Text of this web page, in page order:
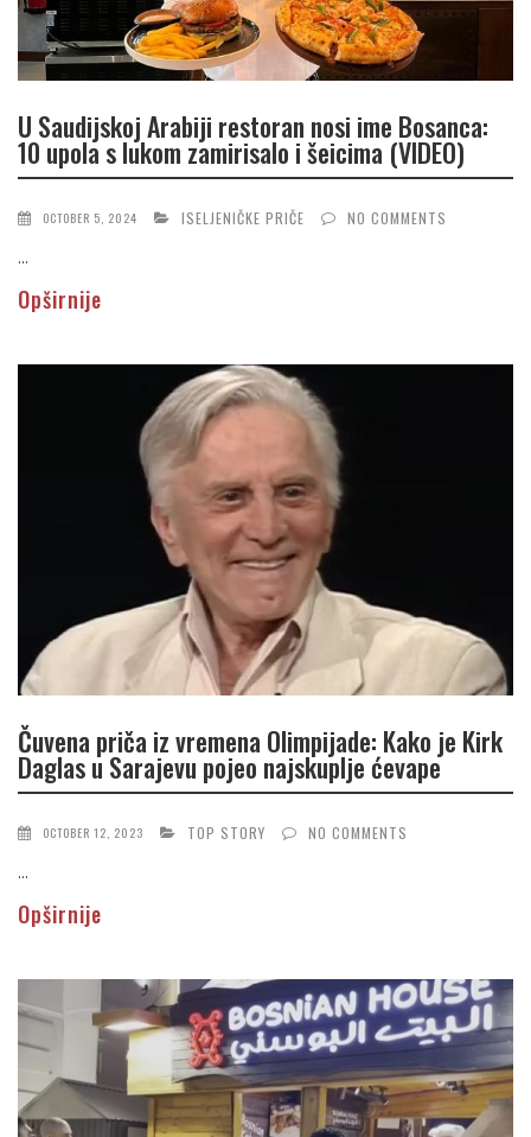
U Saudijskoj Arabiji restoran nosi ime Bosanca:
10 upola s lukom zamirisalo i šeicima (VIDEO)
OCTOBER 5, 2024 ISELJENIČKE PRIČE NO COMMENTS
...
Opširnije
Čuvena priča iz vremena Olimpijade: Kako je Kirk
Daglas u Sarajevu pojeo najskuplje ćevape
OCTOBER 12, 2023 TOP STORY NO COMMENTS
...
Opširnije